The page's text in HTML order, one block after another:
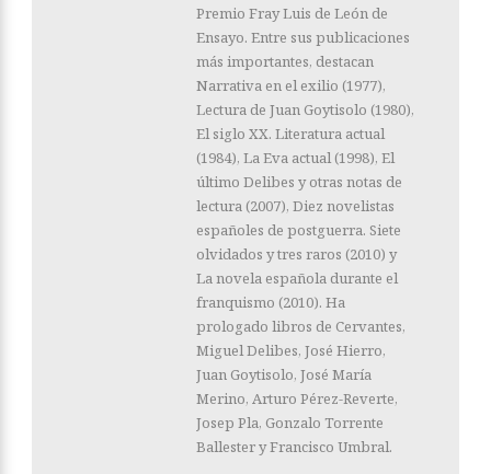
Premio Fray Luis de León de
Ensayo. Entre sus publicaciones
más importantes, destacan
Narrativa en el exilio (1977),
Lectura de Juan Goytisolo (1980),
El siglo XX. Literatura actual
(1984), La Eva actual (1998), El
último Delibes y otras notas de
lectura (2007), Diez novelistas
españoles de postgue­rra. Siete
olvidados y tres raros (2010) y
La novela española durante el
franquismo (2010). Ha
prologado libros de Cervantes,
Miguel Delibes, José Hierro,
Juan Goytisolo, José María
Merino, Arturo Pérez-Reverte,
Josep Pla, Gonzalo Torrente
Ballester y Francisco Umbral.